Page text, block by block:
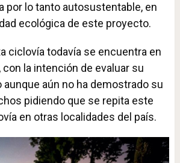
por lo tanto autosustentable, en
ecológica de este proyecto.
ciclovía todavía se encuentra en
la intención de evaluar su
aún no ha demostrado su
pidiendo que se repita este
en otras localidades del país.